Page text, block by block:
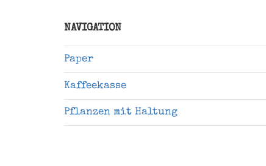
NAVIGATION
Paper
Kaffeekasse
Pflanzen mit Haltung